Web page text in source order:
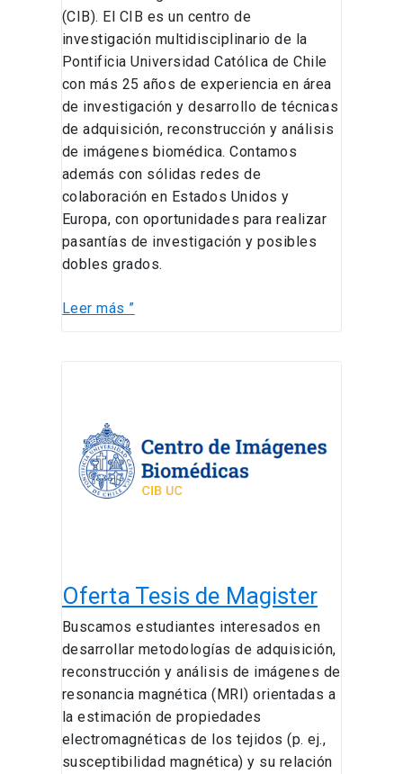
(CIB). El CIB es un centro de
investigación multidisciplinario de la
Pontificia Universidad Católica de Chile
con más 25 años de experiencia en área
de investigación y desarrollo de técnicas
de adquisición, reconstrucción y análisis
de imágenes biomédica. Contamos
además con sólidas redes de
colaboración en Estados Unidos y
Europa, con oportunidades para realizar
pasantías de investigación y posibles
dobles grados.
Leer más ”
Oferta Tesis de Magister
Buscamos estudiantes interesados en
desarrollar metodologías de adquisición,
reconstrucción y análisis de imágenes de
resonancia magnética (MRI) orientadas a
la estimación de propiedades
electromagnéticas de los tejidos (p. ej.,
susceptibilidad magnética) y su relación
Magister